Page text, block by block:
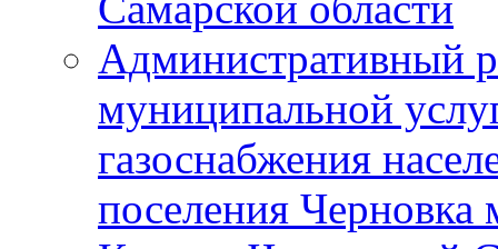
Административный
муниципальной
газоснабжения
поселения Черновка